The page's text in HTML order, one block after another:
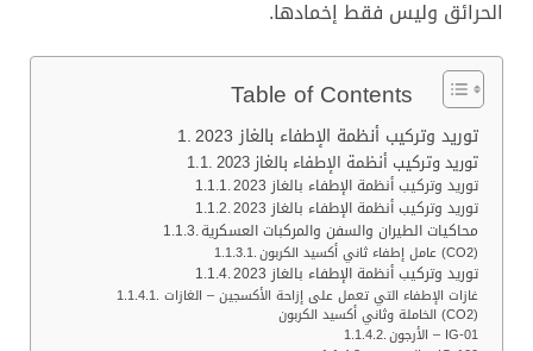
الحرائق وليس فقط إخمادها.
Table of Contents
توريد وتركيب أنظمة الإطفاء بالغاز 2023
توريد وتركيب أنظمة الإطفاء بالغاز 2023
توريد وتركيب أنظمة الإطفاء بالغاز 2023
توريد وتركيب أنظمة الإطفاء بالغاز 2023
محاكيات الطيران والسفن والمركبات العسكرية
عامل إطفاء ثاني أكسيد الكربون (CO2)
توريد وتركيب أنظمة الإطفاء بالغاز 2023
غازات الإطفاء التي تعمل على إزاحة الأكسجين – الغازات
الخاملة وثاني أكسيد الكربون (CO2)
الأرجون – IG-01